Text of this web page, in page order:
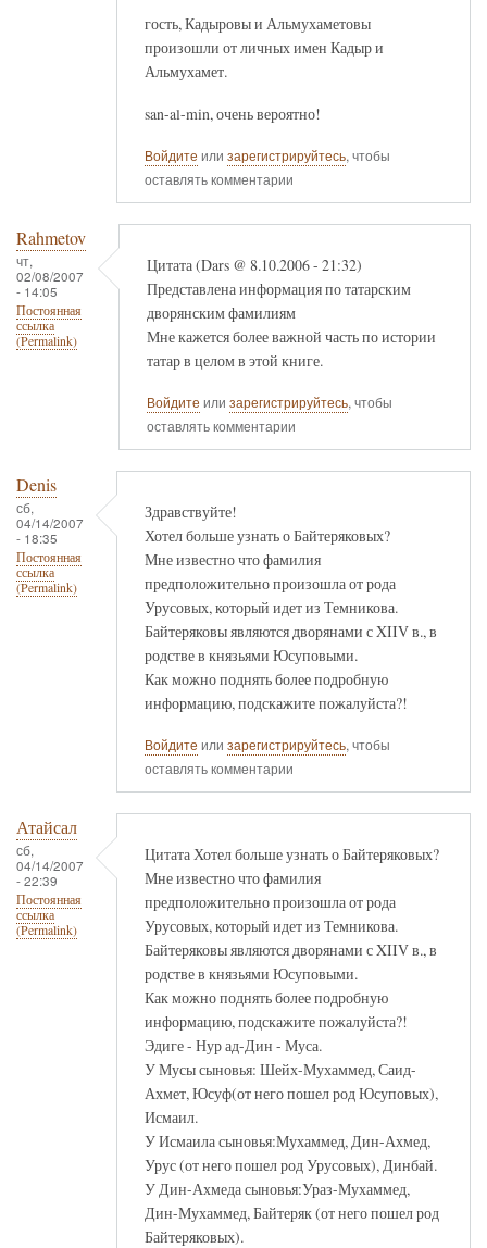
гость, Кадыровы и Альмухаметовы
произошли от личных имен Кадыр и
Альмухамет.
san-al-min, очень вероятно!
Войдите или зарегистрируйтесь, чтобы
оставлять комментарии
Rahmetov
чт,
02/08/2007
- 14:05
Постоянная
ссылка
(Permalink)
Цитата (Dars @ 8.10.2006 - 21:32)
Представлена информация по татарским
дворянским фамилиям
Мне кажется более важной часть по истории
татар в целом в этой книге.
Войдите или зарегистрируйтесь, чтобы
оставлять комментарии
Denis
сб,
04/14/2007
- 18:35
Постоянная
ссылка
(Permalink)
Здравствуйте!
Хотел больше узнать о Байтеряковых?
Мне известно что фамилия
предположительно произошла от рода
Урусовых, который идет из Темникова.
Байтеряковы являются дворянами с XIIV в., в
родстве в князьями Юсуповыми.
Как можно поднять более подробную
информацию, подскажите пожалуйста?!
Войдите или зарегистрируйтесь, чтобы
оставлять комментарии
Атайсал
сб,
04/14/2007
- 22:39
Постоянная
ссылка
(Permalink)
Цитата Хотел больше узнать о Байтеряковых?
Мне известно что фамилия
предположительно произошла от рода
Урусовых, который идет из Темникова.
Байтеряковы являются дворянами с XIIV в., в
родстве в князьями Юсуповыми.
Как можно поднять более подробную
информацию, подскажите пожалуйста?!
Эдиге - Нур ад-Дин - Муса.
У Мусы сыновья: Шейх-Мухаммед, Саид-
Ахмет, Юсуф(от него пошел род Юсуповых),
Исмаил.
У Исмаила сыновья:Мухаммед, Дин-Ахмед,
Урус (от него пошел род Урусовых), Динбай.
У Дин-Ахмеда сыновья:Ураз-Мухаммед,
Дин-Мухаммед, Байтеряк (от него пошел род
Байтеряковых).